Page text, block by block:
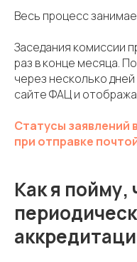
Весь процесс
Заседания комиссии
раз в конце месяца.
через несколько
сайте ФАЦ и
Статусы заявлений
при отправке
Как я